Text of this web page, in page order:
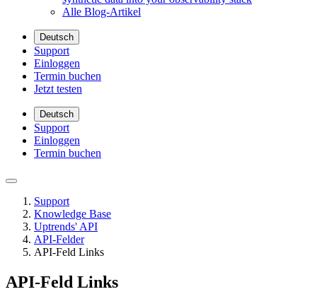
Alle Blog-Artikel
Deutsch
Support
Einloggen
Termin buchen
Jetzt testen
Deutsch
Support
Einloggen
Termin buchen
Support
Knowledge Base
Uptrends' API
API-Felder
API-Feld Links
API-Feld Links